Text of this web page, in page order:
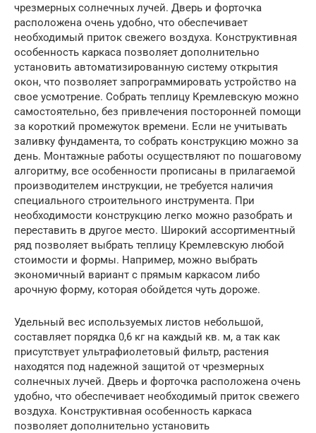
чрезмерных солнечных лучей. Дверь и форточка
расположена очень удобно, что обеспечивает
необходимый приток свежего воздуха. Конструктивная
особенность каркаса позволяет дополнительно
установить автоматизированную систему открытия
окон, что позволяет запрограммировать устройство на
свое усмотрение. Собрать теплицу Кремлевскую можно
самостоятельно, без привлечения посторонней помощи
за короткий промежуток времени. Если не учитывать
заливку фундамента, то собрать конструкцию можно за
день. Монтажные работы осуществляют по пошаговому
алгоритму, все особенности прописаны в прилагаемой
производителем инструкции, не требуется наличия
специального строительного инструмента. При
необходимости конструкцию легко можно разобрать и
переставить в другое место. Широкий ассортиментный
ряд позволяет выбрать теплицу Кремлевскую любой
стоимости и формы. Например, можно выбрать
экономичный вариант с прямым каркасом либо
арочную форму, которая обойдется чуть дороже.
Удельный вес используемых листов небольшой,
составляет порядка 0,6 кг на каждый кв. м, а так как
присутствует ультрафиолетовый фильтр, растения
находятся под надежной защитой от чрезмерных
солнечных лучей. Дверь и форточка расположена очень
удобно, что обеспечивает необходимый приток свежего
воздуха. Конструктивная особенность каркаса
позволяет дополнительно установить